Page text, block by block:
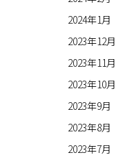
2024年1月
2023年12月
2023年11月
2023年10月
2023年9月
2023年8月
2023年7月